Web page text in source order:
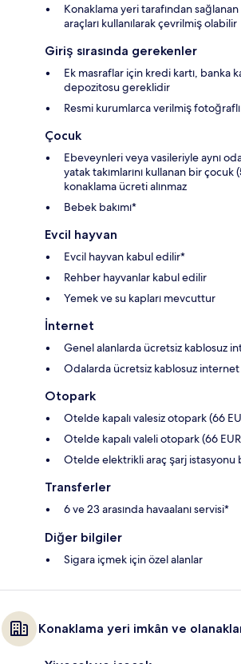
Konaklama yeri tarafından
araçları kullanılarak çevrilmiş olabilir
Giriş sırasında gerekenler
Ek masraflar için kredi kartı, banka
depozitosu gereklidir
Resmi kurumlarca verilmiş
Çocuk
Ebeveynleri veya vasileriyle aynı
yatak takımlarını kullanan bir çocuk
konaklama ücreti alınmaz
Bebek bakımı*
Evcil hayvan
Evcil hayvan kabul edilir*
Rehber hayvanlar kabul edilir
Yemek ve su kapları mevcuttur
İnternet
Genel alanlarda ücretsiz kablosuz
Odalarda ücretsiz kablosuz
Otopark
Otelde kapalı valesiz otopark (66
Otelde kapalı valeli otopark (66
Otelde elektrikli araç şarj istasyonu
Transferler
6 ve 23 arasında havaalanı servisi*
Diğer bilgiler
Sigara içmek için özel alanlar
Konaklama yeri imkân ve